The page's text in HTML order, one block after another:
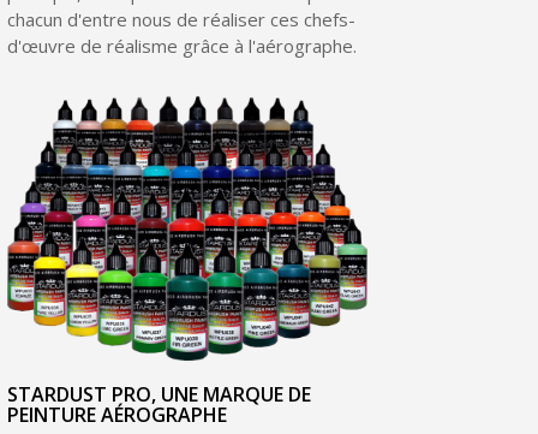
chacun d'entre nous de réaliser ces chefs-
d'œuvre de réalisme grâce à l'aérographe.
STARDUST PRO, UNE MARQUE DE
PEINTURE AÉROGRAPHE